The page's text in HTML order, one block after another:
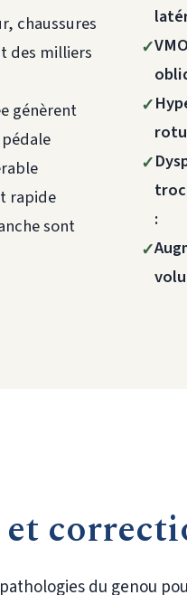
chaussures
des milliers
génèrent
rapide
sont
:
du genou